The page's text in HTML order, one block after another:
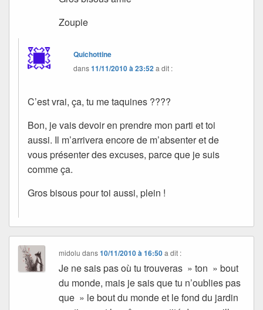
Zoupie
Quichottine
dans11/11/2010 à 23:52a dit :
C’est vrai, ça, tu me taquines ????
Bon, je vais devoir en prendre mon parti et toi
aussi. Il m’arrivera encore de m’absenter et de
vous présenter des excuses, parce que je suis
comme ça.
Gros bisous pour toi aussi, plein !
midolu dans10/11/2010 à 16:50 a dit :
Je ne sais pas où tu trouveras » ton » bout
du monde, mais je sais que tu n’oublies pas
que » le bout du monde et le fond du jardin